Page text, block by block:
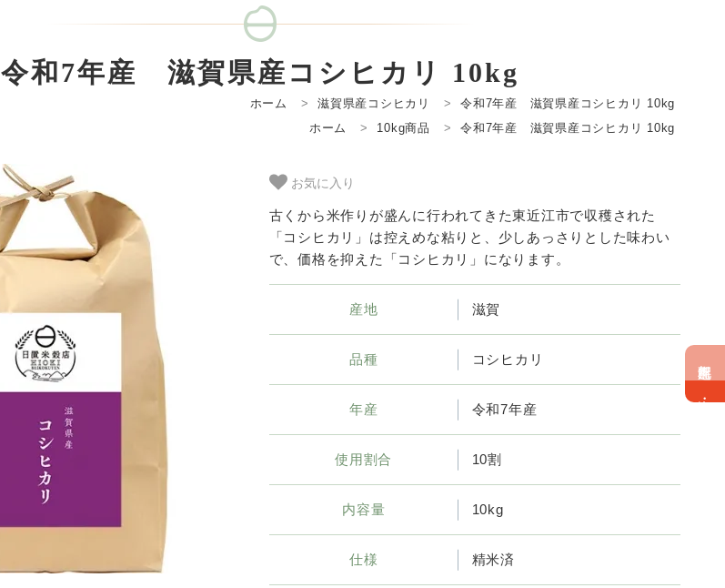
無料配達！
令和7年産 滋賀県産コシヒカリ 10kg
ホーム 滋賀県産コシヒカリ
令和7年産 滋賀県産コシヒカリ 10kg
ホーム
10kg商品 令和7年産 滋賀県産コシヒカリ 10kg
お気に入り
古くから米作りが盛んに行われてきた東近江市で収穫された
「コシヒカリ」は控えめな粘りと、少しあっさりとした味わい
で、価格を抑えた「コシヒカリ」になります。
産地 滋賀
品種 コシヒカリ
年産 令和7年産
使用割合 10割
内容量 10kg
仕様 精米済